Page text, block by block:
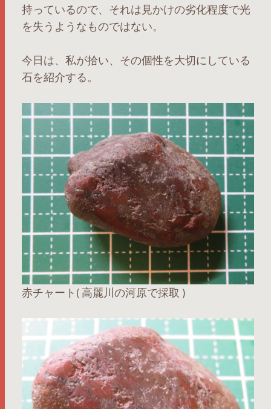
持っているので、それは見かけの劣化程度で光
を失うようなものではない。
今日は、私が拾い、その個性を大切にしている
石を紹介する。
赤チャート( 高麗川の河原で採取 )